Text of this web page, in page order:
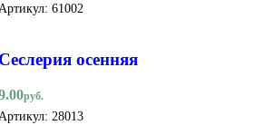
61002
осенняя
руб.
28013